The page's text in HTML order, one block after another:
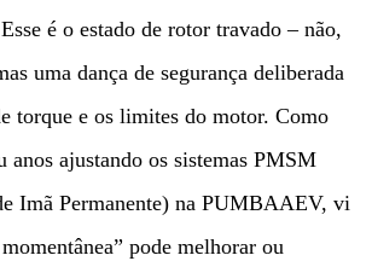
é o estado de rotor travado – não,
uma dança de segurança deliberada
torque e os limites do motor. Como
anos ajustando os sistemas PMSM
Imã Permanente) na PUMBAAEV, vi
pode melhorar ou